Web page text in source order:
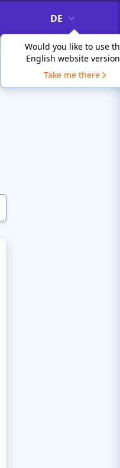
DE
Would you like to use
English website
Take me there